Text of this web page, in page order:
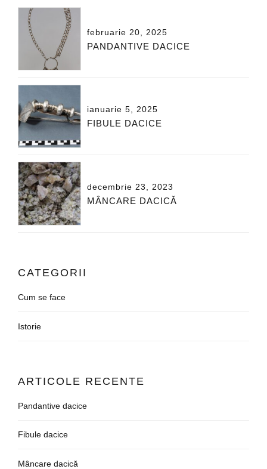
februarie 20, 2025
PANDANTIVE DACICE
ianuarie 5, 2025
FIBULE DACICE
decembrie 23, 2023
MÂNCARE DACICĂ
CATEGORII
Cum se face
Istorie
ARTICOLE RECENTE
Pandantive dacice
Fibule dacice
Mâncare dacică